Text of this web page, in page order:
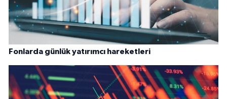
Fonlarda günlük yatırımcı hareketleri